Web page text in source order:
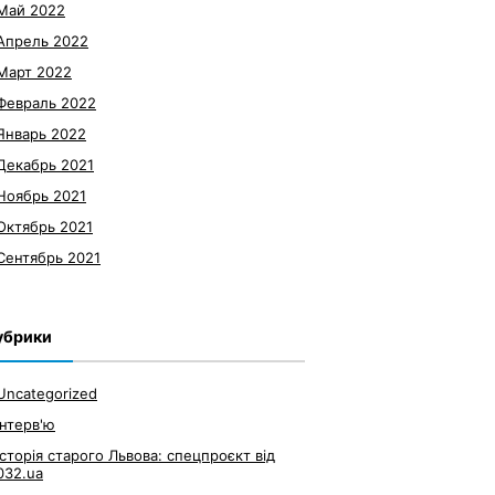
2022
2022
2022
2022
2022
2021
2021
2021
2021
старого Львова: спецпроєкт від